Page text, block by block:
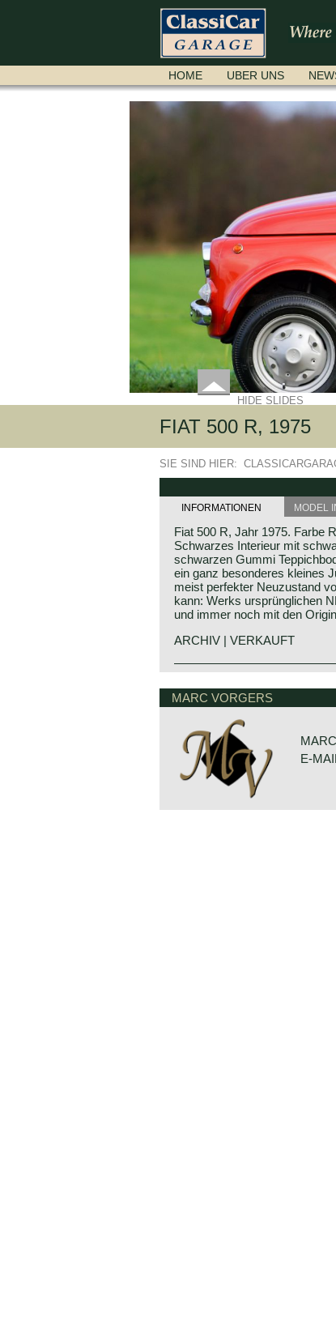
NAVIGATION
ÜBERSPRINGEN
HOME UBER UNS
HIDE SLIDES
FIAT 500 R, 1975
SIE SIND HIER:
INFORMATIONEN MODEL
Fiat 500 R, Jahr 1975. Farbe
Schwarzes Interieur mit
schwarzen Gummi
ein ganz besonderes kleines
meist perfekter Neuzustand
kann: Werks ursprünglichen
und immer noch mit den
ARCHIV | VERKAUFT
The Fiat 500 R was built from
one piece bumpers, the
alongside the new Fiat 126
same new 594 cc. engine
Technical data*
2 cylinder engine
MARC VORGERS
E-